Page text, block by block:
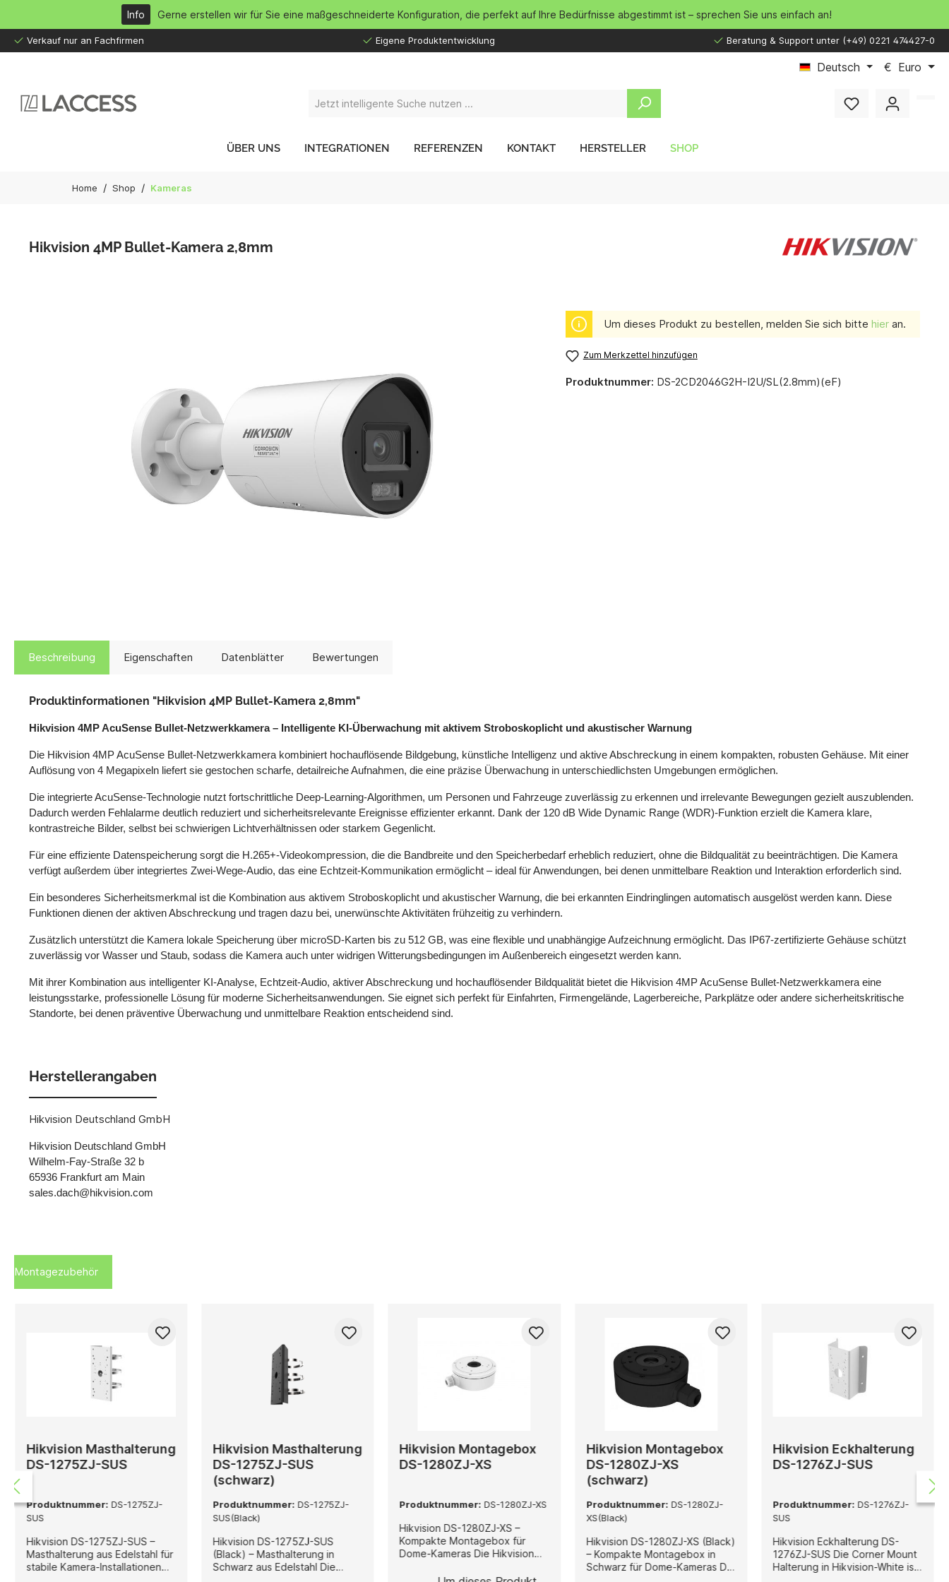
Info Gerne erstellen wir für Sie eine maßgeschneiderte Konfiguration, die perfekt auf Ihre Bedürfnisse abgestimmt ist – sprechen Sie uns einfach an!
Verkauf nur an Fachfirmen Eigene Produktentwicklung Beratung & Support unter (+49) 0221 474427-0
Deutsch € Euro
ÜBER UNS INTEGRATIONEN REFERENZEN KONTAKT HERSTELLER SHOP
Home / Shop / Kameras
Hikvision 4MP Bullet-Kamera 2,8mm
Um dieses Produkt zu bestellen, melden Sie sich bitte hieran.
Zum Merkzettel hinzufügen
Produktnummer: DS-2CD2046G2H-I2U/SL(2.8mm)(eF)
Beschreibung Eigenschaften Datenblätter Bewertungen
Produktinformationen "Hikvision 4MP Bullet-Kamera 2,8mm"
Hikvision 4MP AcuSense Bullet-Netzwerkkamera – Intelligente KI-Überwachung mit aktivem Stroboskoplicht und akustischer Warnung
Die Hikvision 4MP AcuSense Bullet-Netzwerkkamera kombiniert hochauflösende Bildgebung, künstliche Intelligenz und aktive Abschreckung in einem kompakten, robusten Gehäuse. Mit einer
Auflösung von 4 Megapixeln liefert sie gestochen scharfe, detailreiche Aufnahmen, die eine präzise Überwachung in unterschiedlichsten Umgebungen ermöglichen.
Die integrierte AcuSense-Technologie nutzt fortschrittliche Deep-Learning-Algorithmen, um Personen und Fahrzeuge zuverlässig zu erkennen und irrelevante Bewegungen gezielt auszublenden.
Dadurch werden Fehlalarme deutlich reduziert und sicherheitsrelevante Ereignisse effizienter erkannt. Dank der 120 dB Wide Dynamic Range (WDR)-Funktion erzielt die Kamera klare,
kontrastreiche Bilder, selbst bei schwierigen Lichtverhältnissen oder starkem Gegenlicht.
Für eine effiziente Datenspeicherung sorgt die H.265+-Videokompression, die die Bandbreite und den Speicherbedarf erheblich reduziert, ohne die Bildqualität zu beeinträchtigen. Die Kamera
verfügt außerdem über integriertes Zwei-Wege-Audio, das eine Echtzeit-Kommunikation ermöglicht – ideal für Anwendungen, bei denen unmittelbare Reaktion und Interaktion erforderlich sind.
Ein besonderes Sicherheitsmerkmal ist die Kombination aus aktivem Stroboskoplicht und akustischer Warnung, die bei erkannten Eindringlingen automatisch ausgelöst werden kann. Diese
Funktionen dienen der aktiven Abschreckung und tragen dazu bei, unerwünschte Aktivitäten frühzeitig zu verhindern.
Zusätzlich unterstützt die Kamera lokale Speicherung über microSD-Karten bis zu 512 GB, was eine flexible und unabhängige Aufzeichnung ermöglicht. Das IP67-zertifizierte Gehäuse schützt
zuverlässig vor Wasser und Staub, sodass die Kamera auch unter widrigen Witterungsbedingungen im Außenbereich eingesetzt werden kann.
Mit ihrer Kombination aus intelligenter KI-Analyse, Echtzeit-Audio, aktiver Abschreckung und hochauflösender Bildqualität bietet die Hikvision 4MP AcuSense Bullet-Netzwerkkamera eine
leistungsstarke, professionelle Lösung für moderne Sicherheitsanwendungen. Sie eignet sich perfekt für Einfahrten, Firmengelände, Lagerbereiche, Parkplätze oder andere sicherheitskritische
Standorte, bei denen präventive Überwachung und unmittelbare Reaktion entscheidend sind.
Herstellerangaben
Hikvision Deutschland GmbH
Hikvision Deutschland GmbH
Wilhelm-Fay-Straße 32 b
65936 Frankfurt am Main
sales.dach@hikvision.com
Montagezubehör
Hikvision Masthalterung
DS-1275ZJ-SUS
Produktnummer:DS-1275ZJ-
SUS
Hikvision DS-1275ZJ-SUS –
Masthalterung aus Edelstahl für
stabile Kamera-Installationen
Hikvision Masthalterung
DS-1275ZJ-SUS
(schwarz)
Produktnummer: DS-1275ZJ-
SUS(Black)
Hikvision DS-1275ZJ-SUS
(Black) – Masthalterung in
Schwarz aus Edelstahl Die
Hikvision Montagebox
DS-1280ZJ-XS
Produktnummer: DS-1280ZJ-XS
Hikvision DS-1280ZJ-XS –
Kompakte Montagebox für
Dome-Kameras Die Hikvision
kompakte und
Hikvision Montagebox
DS-1280ZJ-XS
(schwarz)
Produktnummer: DS-1280ZJ-
XS(Black)
Hikvision DS-1280ZJ-XS (Black)
– Kompakte Montagebox in
Schwarz für Dome-Kameras Die
Hikvision Eckhalterung
DS-1276ZJ-SUS
Produktnummer: DS-1276ZJ-
SUS
Hikvision Eckhalterung DS-
1276ZJ-SUS Die Corner Mount
Halterung in Hikvision-White ist